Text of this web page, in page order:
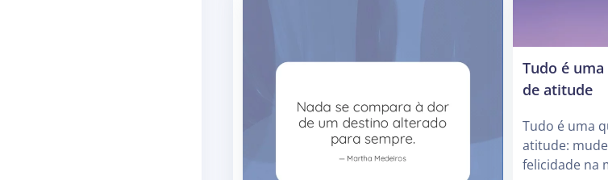
Tudo é
de atitude
Tudo é uma
atitude:
felicidade na